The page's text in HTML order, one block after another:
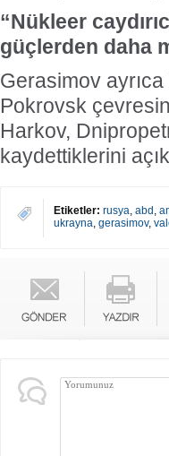
“Nükleer
güçlerden daha
Gerasimov
Pokrovsk
Harkov,
kaydettiklerini
Etiketler: rusya, abd ,
ukrayna, gerasimov,